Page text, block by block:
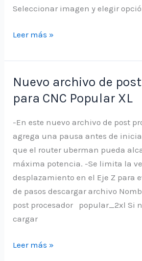
Seleccionar imagen y elegir
Vectorizar
utilizando
aspire
Leer más »
Nuevo archivo de
para CNC Popular XL
-En este nuevo archivo de post
agrega una pausa antes de
que el router uberman pueda
máxima potencia. -Se limita la
desplazamiento en el Eje Z para
de pasos descargar archivo
post procesador popular_2xl Si
cargar
Nuevo
Leer más »